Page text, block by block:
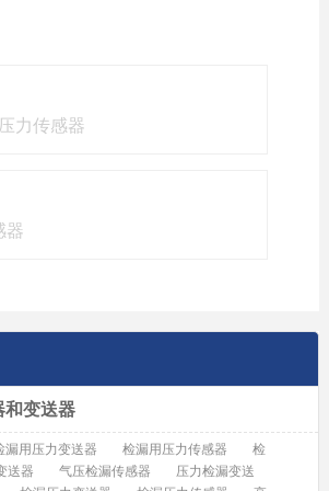
力传感器
器
和变送器
漏用压力变送器 检漏用压力传感器
检
送器 气压检漏传感器
压力检漏变送